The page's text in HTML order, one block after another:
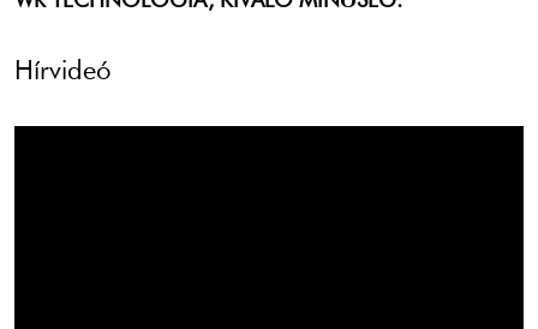
Hírvideó